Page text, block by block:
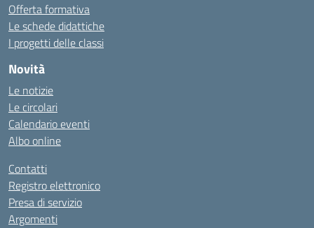
Offerta formativa
Le schede didattiche
I progetti delle classi
Novità
Le notizie
Le circolari
Calendario eventi
Albo online
Contatti
Registro elettronico
Presa di servizio
Argomenti